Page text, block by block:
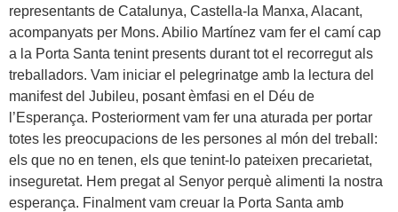
representants de Catalunya, Castella-la Manxa, Alacant,
acompanyats per Mons. Abilio Martínez vam fer el camí cap
a la Porta Santa tenint presents durant tot el recorregut als
treballadors. Vam iniciar el pelegrinatge amb la lectura del
manifest del Jubileu, posant èmfasi en el Déu de
l’Esperança. Posteriorment vam fer una aturada per portar
totes les preocupacions de les persones al món del treball:
els que no en tenen, els que tenint-lo pateixen precarietat,
inseguretat. Hem pregat al Senyor perquè alimenti la nostra
esperança. Finalment vam creuar la Porta Santa amb